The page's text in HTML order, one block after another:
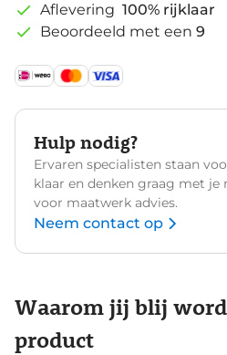
Aflevering 100% rijklaar
Beoordeeld met een 9
Hulp nodig?
Ervaren specialisten staan
klaar en denken graag met je
voor maatwerk advies.
Neem contact op
Waarom jij blij
product